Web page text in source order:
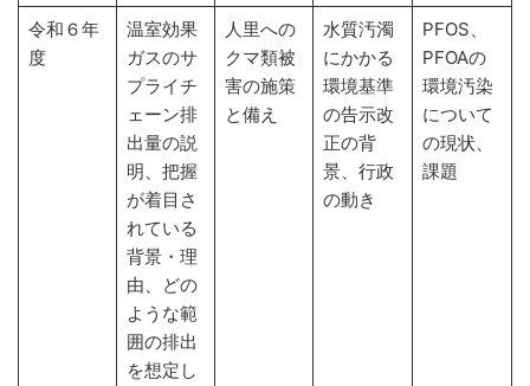
令和６年
度
温室効果
ガスのサ
プライチ
ェーン排
出量の説
明、把握
が着目さ
れている
背景・理
由、どの
ような範
囲の排出
を想定し
人里への
クマ類被
害の施策
と備え
水質汚濁
にかかる
環境基準
の告示改
正の背
景、行政
の動き
PFOS、
PFOAの
環境汚染
について
の現状、
課題